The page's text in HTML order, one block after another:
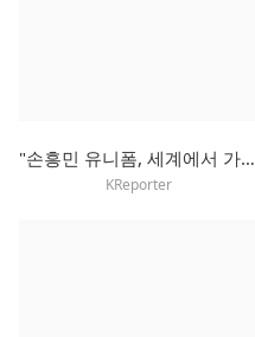
"손흥민 유니폼, 세계에서 가장 많이 팔려"
KReporter